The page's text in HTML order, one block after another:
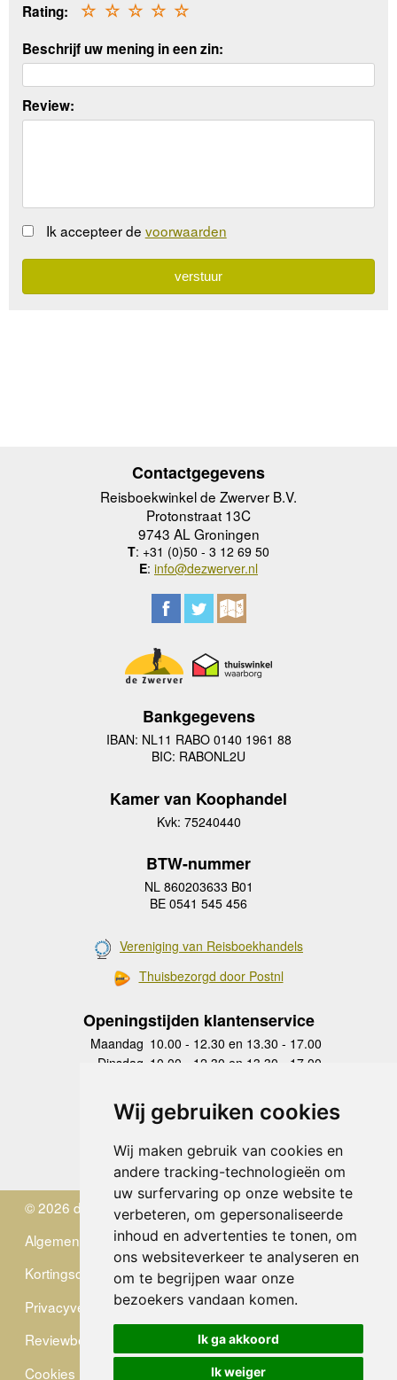
Wij gebruiken cookies
Wij maken gebruik van cookies en
andere tracking-technologieën om
uw surfervaring op onze website te
verbeteren, om gepersonaliseerde
inhoud en advertenties te tonen, om
ons websiteverkeer te analyseren en
om te begrijpen waar onze
bezoekers vandaan komen.
Ik ga akkoord
Ik weiger
Rating: ☆
☆
☆
☆
☆
Beschrijf uw mening in een zin:
Review:
Ik accepteer de voorwaarden
Contactgegevens
Reisboekwinkel de Zwerver B.V.
Protonstraat 13C
9743 AL Groningen
T: +31 (0)50 - 3 12 69 50
E: info@dezwerver.nl
Bankgegevens
IBAN: NL11 RABO 0140 1961 88
BIC: RABONL2U
Kamer van Koophandel
Kvk: 75240440
BTW-nummer
NL 860203633 B01
BE 0541 545 456
Vereniging van Reisboekhandels
Thuisbezorgd door Postnl
Openingstijden klantenservice
Maandag 10.00 - 12.30 en 13.30 - 17.00
Dinsdag 10.00 - 12.30 en 13.30 - 17.00
Donderdag
10.00 - 12.30 en 13.30 - 17.00
Vrijdag 10.00 - 12.30 en 13.30 - 17.00
Zaterdag
gesloten
Zondag gesloten
© 2026 de Zwerver
Algemene Voorwaarden
Kortingscode
Privacyverklaring
Reviewbeleid
Cookies